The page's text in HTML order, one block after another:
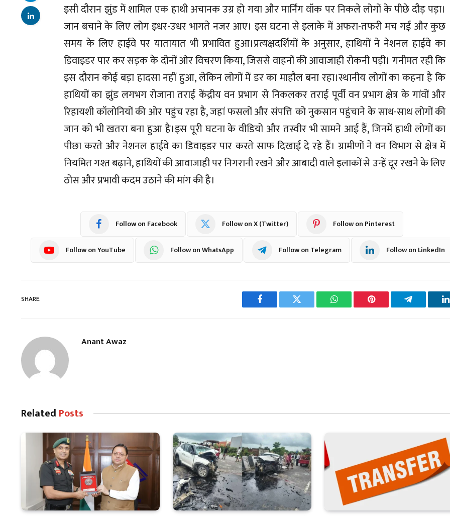
इसी दौरान झुंड में शामिल एक हाथी अचानक उग्र हो गया और मार्निंग वॉक पर निकले लोगों के पीछे दौड़ पड़ा।
जान बचाने के लिए लोग इधर-उधर भागते नजर आए। इस घटना से इलाके में अफरा-तफरी मच गई और कुछ
समय के लिए हाईवे पर यातायात भी प्रभावित हुआ।प्रत्यक्षदर्शियों के अनुसार, हाथियों ने नेशनल हाईवे का
डिवाइडर पार कर सड़क के दोनों ओर विचरण किया, जिससे वाहनों की आवाजाही रोकनी पड़ी। गनीमत रही कि
इस दौरान कोई बड़ा हादसा नहीं हुआ, लेकिन लोगों में डर का माहौल बना रहा।स्थानीय लोगों का कहना है कि
हाथियों का झुंड लगभग रोजाना तराई केंद्रीय वन प्रभाग से निकलकर तराई पूर्वी वन प्रभाग क्षेत्र के गांवों और
रिहायशी कॉलोनियों की ओर पहुंच रहा है, जहां फसलों और संपत्ति को नुकसान पहुंचाने के साथ-साथ लोगों की
जान को भी खतरा बना हुआ है।इस पूरी घटना के वीडियो और तस्वीर भी सामने आई हैं, जिनमें हाथी लोगों का
पीछा करते और नेशनल हाईवे का डिवाइडर पार करते साफ दिखाई दे रहे हैं। ग्रामीणों ने वन विभाग से क्षेत्र में
नियमित गश्त बढ़ाने, हाथियों की आवाजाही पर निगरानी रखने और आबादी वाले इलाकों से उन्हें दूर रखने के लिए
ठोस और प्रभावी कदम उठाने की मांग की है।
Follow on Facebook Follow on X (Twitter) Follow on Pinterest
Follow on YouTube Follow on WhatsApp Follow on Telegram Follow on LinkedIn
SHARE.
Facebook Twitter WhatsAppPinterest Telegram
Anant Awaz
Related Posts